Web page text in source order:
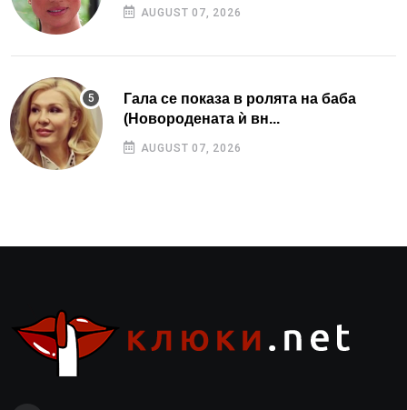
AUGUST 07, 2026
Гала се показа в ролята на баба
(Новородената ѝ вн...
AUGUST 07, 2026